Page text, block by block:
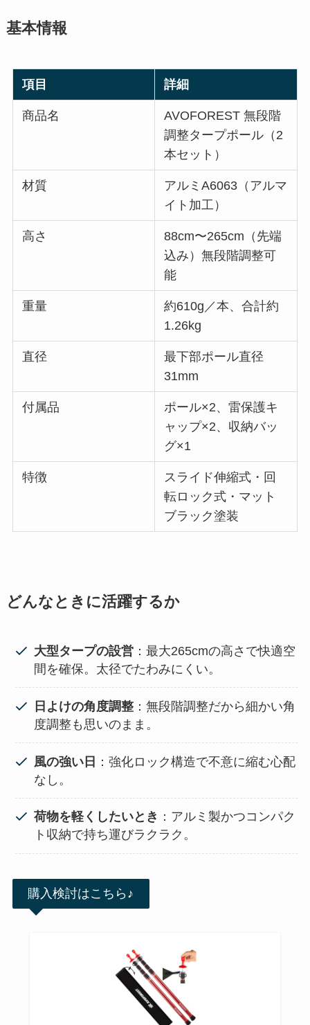
基本情報
項目 詳細
商品名
AVOFOREST 無段階
調整タープポール（2
本セット）
材質
アルミA6063（アルマ
イト加工）
高さ
88cm〜265cm（先端
込み）無段階調整可
能
重量
約610g／本、合計約
1.26kg
直径
最下部ポール直径
31mm
付属品
ポール×2、雷保護キ
ャップ×2、収納バッ
グ×1
特徴
スライド伸縮式・回
転ロック式・マット
ブラック塗装
どんなときに活躍するか
大型タープの設営 ：最大265cmの高さで快適空
間を確保。太径でたわみにくい。
日よけの角度調整 ：無段階調整だから細かい角
度調整も思いのまま。
風の強い日 ：強化ロック構造で不意に縮む心配
なし。
荷物を軽くしたいとき ：アルミ製かつコンパク
ト収納で持ち運びラクラク。
購入検討はこちら♪